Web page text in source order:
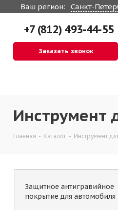
Ваш регион: Санкт-
+7 (812) 493-44-55
Заказать звонок
Инструмент
Главная - Каталог - Инструмент
Защитное антигравийное
покрытие для автомобиля